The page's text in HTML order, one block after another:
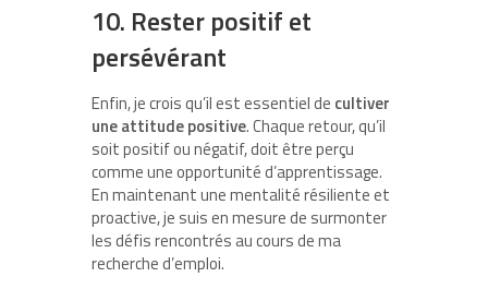
10. Rester positif et
persévérant
Enfin, je crois qu’il est essentiel de cultiver
une attitude positive. Chaque retour, qu’il
soit positif ou négatif, doit être perçu
comme une opportunité d’apprentissage.
En maintenant une mentalité résiliente et
proactive, je suis en mesure de surmonter
les défis rencontrés au cours de ma
recherche d’emploi.